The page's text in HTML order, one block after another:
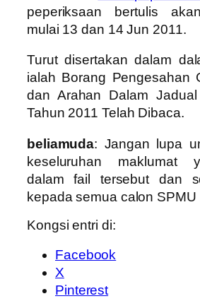
peperiksaan bertulis
mulai 13 dan 14 Jun 2011.
Turut disertakan dalam
ialah Borang Pengesahan
dan Arahan Dalam
Tahun 2011 Telah Dibaca.
beliamuda: Jangan lupa
keseluruhan maklumat
dalam fail tersebut dan
kepada semua calon SPMU
Kongsi entri di:
Facebook
X
Pinterest